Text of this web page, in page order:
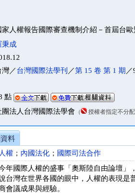
家人權報告國際審查機制介紹－首屆台
秉成
灣／台灣國際法學刊 ／第 15 卷 第 1 期
點
團法人台灣國際法學會 （ 授權者指定不分
料
人權 ； 內國法化 ； 國際司法合作
年國際人權的盛事「奧斯陸自由論壇」
台灣在世界各國的眼中，人權的表現是
會議成果與經驗。